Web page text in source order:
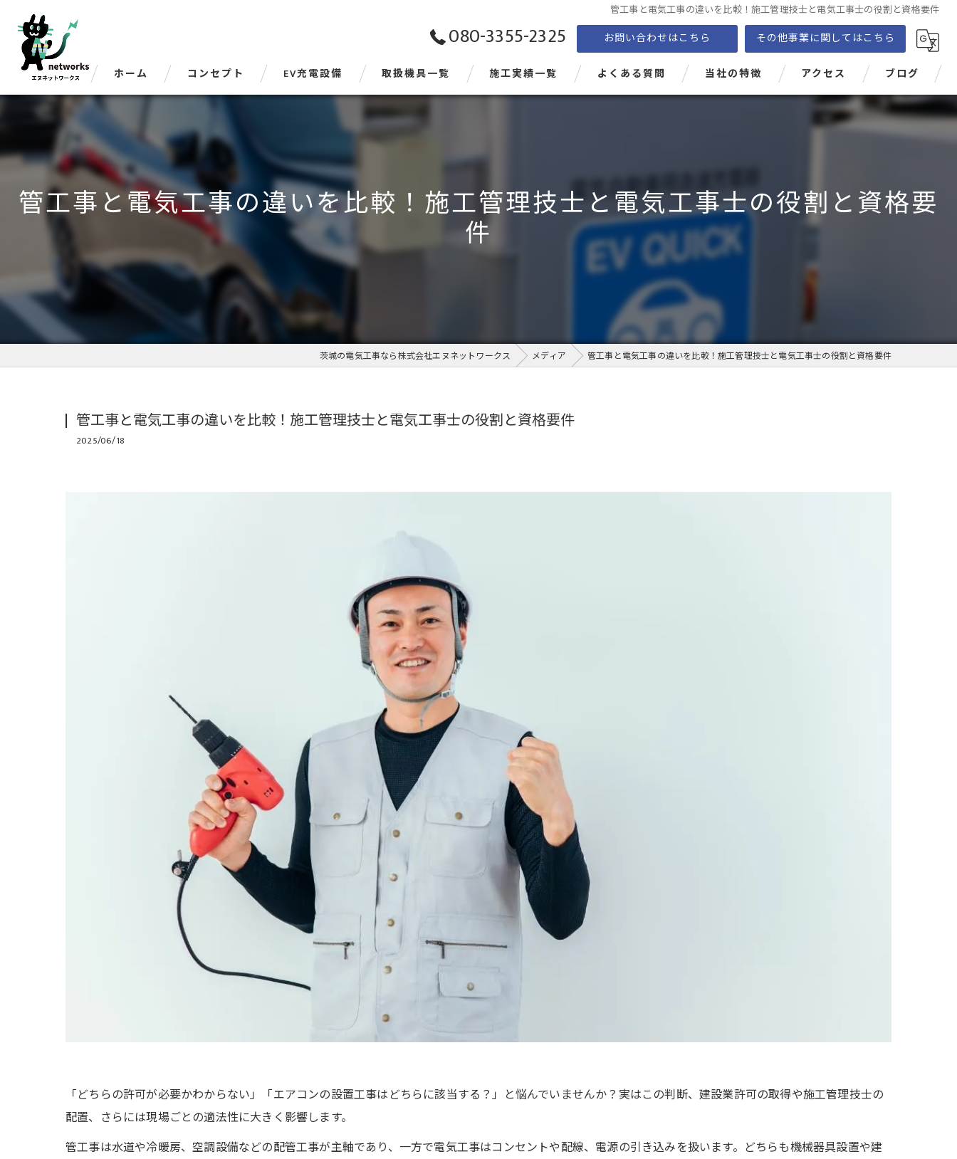
管工事と電気工事の違いを比較！施工管理技士と電気工事士の役割と資格要件
080-3355-2325 お問い合わせはこちら その他事業に関してはこちら
ホーム コンセプト EV充電設備 取扱機具一覧 施工実績一覧 よくある質問 当社の特徴
充電設備
価格
電気自動車
アクセス ブログ
管工事と電気工事の違いを比較！施工管理技士と電気工事士の役割と資格要
件
茨城の電気工事なら株式会社エヌネットワークス メディア 管工事と電気工事の違いを比較！施工管理技士と電気工事士の役割と資格要件
管工事と電気工事の違いを比較！施工管理技士と電気工事士の役割と資格要件
2025/06/18
「どちらの許可が必要かわからない」「エアコンの設置工事はどちらに該当する？」と悩んでいませんか？実はこの判断、建設業許可の取得や施工管理技士の
配置、さらには現場ごとの適法性に大きく影響します。
管工事は水道や冷暖房、空調設備などの配管工事が主軸であり、一方で電気工事はコンセントや配線、電源の引き込みを扱います。どちらも機械器具設置や建